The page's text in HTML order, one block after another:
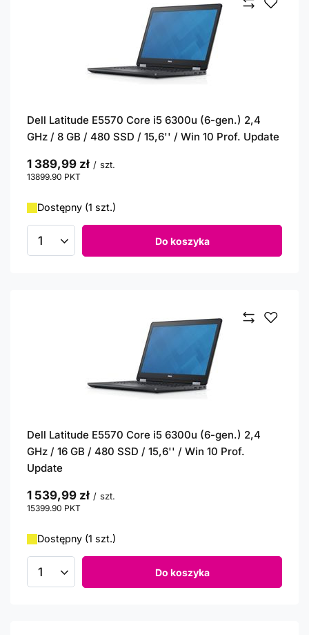
Dell Latitude E5570 Core i5 6300u (6-gen.) 2,4
GHz / 8 GB / 480 SSD / 15,6'' / Win 10 Prof. Update
1 389,99 zł / szt.
13899.90 PKT
Dostępny (1 szt.)
Ilość produktów Do koszyka
Dell Latitude E5570 Core i5 6300u (6-gen.) 2,4
GHz / 16 GB / 480 SSD / 15,6'' / Win 10 Prof.
Update
1 539,99 zł / szt.
15399.90 PKT
Dostępny (1 szt.)
Ilość produktów Do koszyka